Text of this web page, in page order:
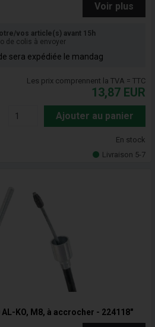
Voir plus
vos article(s) avant 15h
de colis à envoyer
sera expédiée le mandag
Les prix comprennent la TVA = TTC
13,87 EUR
Ajouter au panier
En stock
Livraison 5-7
KO, M8, à accrocher - 224118"